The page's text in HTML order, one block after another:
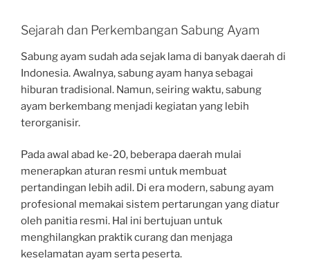
Sejarah dan Perkembangan Sabung Ayam
Sabung ayam sudah ada sejak lama di banyak daerah di
Indonesia. Awalnya, sabung ayam hanya sebagai
hiburan tradisional. Namun, seiring waktu, sabung
ayam berkembang menjadi kegiatan yang lebih
terorganisir.
Pada awal abad ke-20, beberapa daerah mulai
menerapkan aturan resmi untuk membuat
pertandingan lebih adil. Di era modern, sabung ayam
profesional memakai sistem pertarungan yang diatur
oleh panitia resmi. Hal ini bertujuan untuk
menghilangkan praktik curang dan menjaga
keselamatan ayam serta peserta.